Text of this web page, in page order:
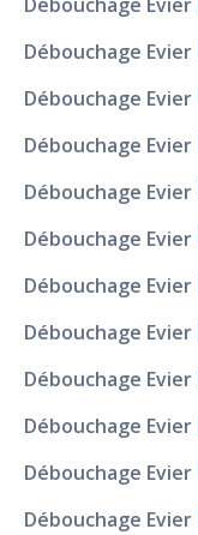
Débouchage Evier
Débouchage Evier
Débouchage Evier
Débouchage Evier
Débouchage Evier
Débouchage Evier
Débouchage Evier
Débouchage Evier
Débouchage Evier
Débouchage Evier
Débouchage Evier